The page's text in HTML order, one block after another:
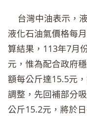
台灣中油表示，
液化石油氣價格每
算結果，113年7月
元，惟為配合政府
額每公斤達15.5元
調整，先回補部分
公斤15.2元，將於